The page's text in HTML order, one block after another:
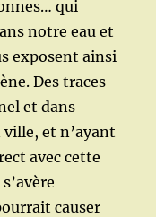
qui
notre eau et
exposent ainsi
Des traces
et dans
et n’ayant
avec cette
causer